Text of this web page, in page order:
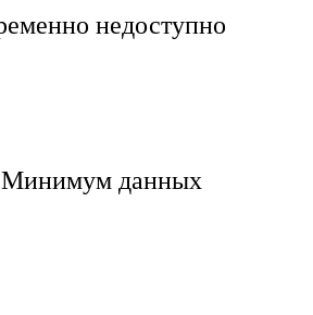
недоступно
Минимум данных